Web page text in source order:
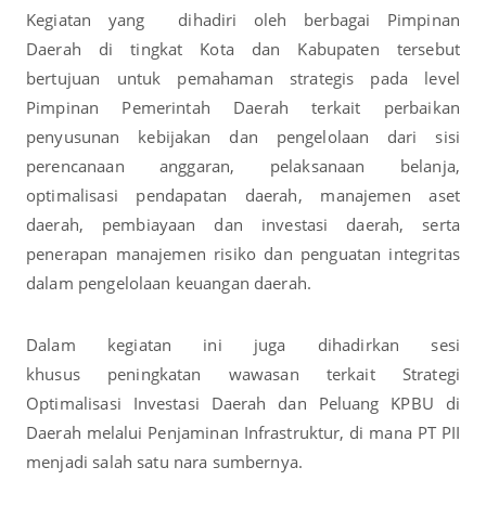
Kegiatan yang dihadiri oleh berbagai Pimpinan
Daerah di tingkat Kota dan Kabupaten tersebut
bertujuan untuk pemahaman strategis pada level
Pimpinan Pemerintah Daerah terkait perbaikan
penyusunan kebijakan dan pengelolaan dari sisi
perencanaan anggaran, pelaksanaan belanja,
optimalisasi pendapatan daerah, manajemen aset
daerah, pembiayaan dan investasi daerah, serta
penerapan manajemen risiko dan penguatan integritas
dalam pengelolaan keuangan daerah.
Dalam kegiatan ini juga dihadirkan sesi
khusus peningkatan wawasan terkait Strategi
Optimalisasi Investasi Daerah dan Peluang KPBU di
Daerah melalui Penjaminan Infrastruktur, di mana PT PII
menjadi salah satu nara sumbernya.